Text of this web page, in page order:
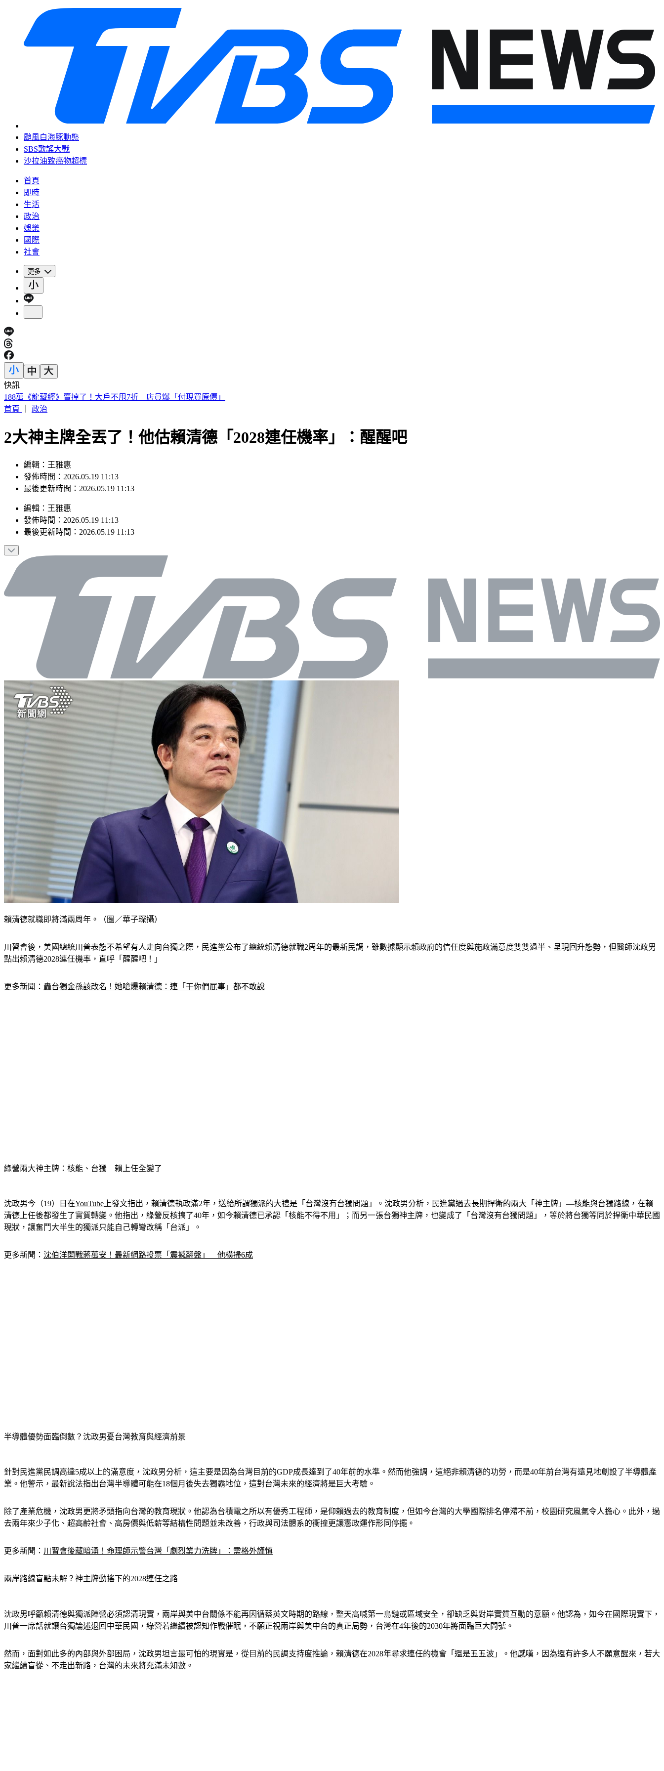
颱風白海豚動態
SBS歌謠大戰
沙拉油致癌物超標
首頁
即時
生活
政治
娛樂
國際
社會
更多
快訊
遠見天下創辦人高希均90歲辭世！「長壽5秘訣」曝 醫生也認同
首頁
政治
2大神主牌全丟了！他估賴清德「2028連任機率」：醒醒吧
編輯：王雅惠
發佈時間：2026.05.19 11:13
最後更新時間：2026.05.19 11:13
編輯 ： 王雅惠
發佈時間： 2026.05.19 11:13
最後更新時間： 2026.05.19 11:13
賴清德就職即將滿兩周年。（圖／華子琛攝）
川習會後，美國總統川普表態不希望有人走向台獨之際，民進黨公布了總統賴清德就職2周年的最新民調，雖數據顯示賴政府的信任度與施政滿意度雙雙過半、呈現回升態勢，但醫師沈政男
點出賴清德2028連任機率，直呼「醒醒吧！」
更多新聞： 轟台獨金孫該改名！她嗆爆賴清德：連「干你們屁事」都不敢說
綠營兩大神主牌：核能、台獨　賴上任全變了
沈政男今（19）日在YouTube 上發文指出，賴清德執政滿2年，送給所謂獨派的大禮是「台灣沒有台獨問題」。沈政男分析，民進黨過去長期捍衛的兩大「神主牌」—核能與台獨路線，在賴
清德上任後都發生了實質轉變。他指出，綠營反核搞了40年，如今賴清德已承認「核能不得不用」；而另一張台獨神主牌，也變成了「台灣沒有台獨問題」，等於將台獨等同於捍衛中華民國
現狀，讓奮鬥大半生的獨派只能自己轉彎改稱「台派」。
更多新聞： 沈伯洋開戰蔣萬安！最新網路投票「震撼翻盤」　他橫掃6成
半導體優勢面臨倒數？沈政男憂台灣教育與經濟前景
針對民進黨民調高達5成以上的滿意度，沈政男分析，這主要是因為台灣目前的GDP成長達到了40年前的水準。然而他強調，這絕非賴清德的功勞，而是40年前台灣有遠見地創設了半導體產
業。他警示，最新說法指出台灣半導體可能在18個月後失去獨霸地位，這對台灣未來的經濟將是巨大考驗。
除了產業危機，沈政男更將矛頭指向台灣的教育現狀。他認為台積電之所以有優秀工程師，是仰賴過去的教育制度，但如今台灣的大學國際排名停滯不前，校園研究風氣令人擔心。此外，過
去兩年來少子化、超高齡社會、高房價與低薪等結構性問題並未改善，行政與司法體系的衝撞更讓憲政運作形同停擺。
更多新聞： 川習會後藏暗湧！命理師示警台灣「劇烈業力洗牌」：需格外謹慎
兩岸路線盲點未解？神主牌動搖下的2028連任之路
沈政男呼籲賴清德與獨派陣營必須認清現實，兩岸與美中台關係不能再因循蔡英文時期的路線，整天高喊第一島鏈或區域安全，卻缺乏與對岸實質互動的意願。他認為，如今在國際現實下，
川普一席話就讓台獨論述退回中華民國，綠營若繼續被認知作戰催眠，不願正視兩岸與美中台的真正局勢，台灣在4年後的2030年將面臨巨大問號。
然而，面對如此多的內部與外部困局，沈政男坦言最可怕的現實是，從目前的民調支持度推論，賴清德在2028年尋求連任的機會「還是五五波」。他感嘆，因為還有許多人不願意醒來，若大
家繼續盲從、不走出新路，台灣的未來將充滿未知數。